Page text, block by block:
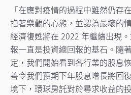
「在應對疫情的過程中雖然仍存
抱著樂觀的心態，並認為最壞的
經濟復甦將在 2022 年繼續出現
報一直是投資總回報的基石。隨
定，我們開始看到各行業的股息
善令我們預期下年股息增長將回
境下，環球房託對於尋求收益的